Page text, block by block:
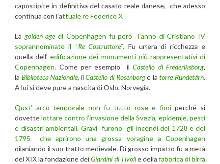
capostipite in definitiva del casato reale danese, che adesso
continua con l’attuale re Federico X .
La golden agedi Copenhagen fu però l’anno di Cristiano IV
soprannominato il “Re Costruttore”. Fu un’era di ricchezza e
quella dell’ edificazione dei monumenti più rappresentativi di
Copenhagen. Come per esempio il Castello di Frederiksborg,
la Biblioteca Nazionale, ilCastello di Rosenborge latorre Rundetårn.
A lui si deve pure a nascita di Oslo, Norvegia.
Qust’ arco temporale non fu tutto rose e fioriperché si
dovettelottare contro l’invasione della Svezia, epidemie, pesti
e disastri ambientali. Gravi furono gli incendi del 1728 e del
1795 che aprirono una grossa voragine a Copenhagen
dilaniando il suo tratto medievale. Di grosso impatto fu a metà
del XIX la fondazione deiGiardini di Tivolie della fabbrica di birra